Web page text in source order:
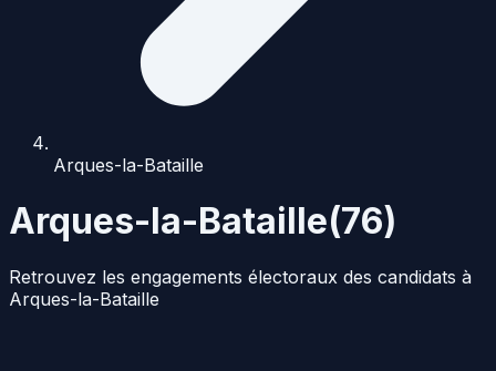
Arques-la-Bataille
Arques-la-Bataille(76)
Retrouvez les engagements électoraux des candidats à
Arques-la-Bataille